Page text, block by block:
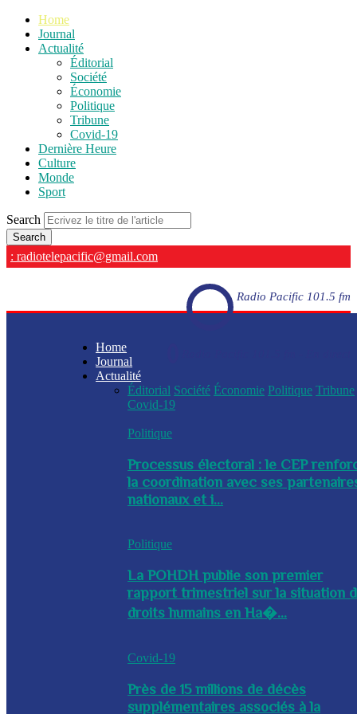
Home
Journal
Actualité
Éditorial
Société
Économie
Politique
Tribune
Covid-19
Dernière Heure
Culture
Monde
Sport
Search
: radiotelepacific@gmail.com
Radio Pacific 101.5 fm
Home
Journal
Actualité
Éditorial Société Économie Politique Tribune
Covid-19
Politique
Processus électoral : le CEP
la coordination avec ses
nationaux et i...
Politique
La POHDH publie son premier
rapport trimestriel sur la situation
droits humains en Ha�...
Covid-19
Près de 15 millions de décès
supplémentaires associés à la